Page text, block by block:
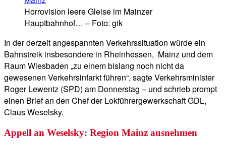
Horrovision leere Gleise im Mainzer
Hauptbahnhof… – Foto: gik
In der derzeit angespannten Verkehrssituation würde ein
Bahnstreik insbesondere in Rheinhessen, Mainz und dem
Raum Wiesbaden „zu einem bislang noch nicht da
gewesenen Verkehrsinfarkt führen“, sagte Verkehrsminister
Roger Lewentz (SPD) am Donnerstag – und schrieb prompt
einen Brief an den Chef der Lokführergewerkschaft GDL,
Claus Weselsky.
Appell an Weselsky: Region Mainz ausnehmen